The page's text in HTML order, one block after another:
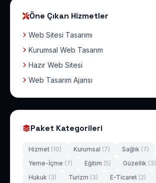
Öne Çıkan Hizmetler
Web Sitesi Tasarımı
Kurumsal Web Tasarım
Hazır Web Sitesi
Web Tasarım Ajansı
Paket Kategorileri
Hizmet (10) Kurumsal (7) Sağlık (7)
Yeme-İçme (7) Eğitim (5) Güzellik (3)
Hukuk (3) Turizm (3) E-Ticaret (2)